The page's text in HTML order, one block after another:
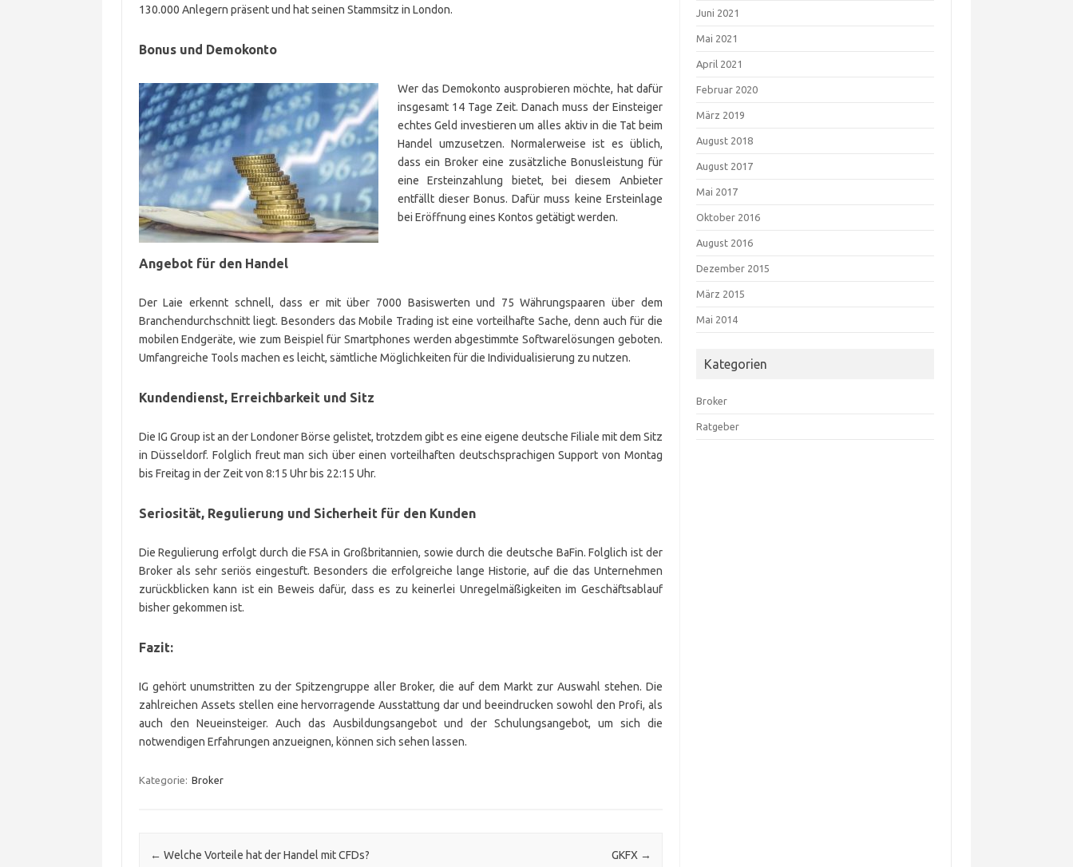
130.000 Anlegern präsent und hat seinen Stammsitz in London.
Bonus und Demokonto
Wer das Demokonto ausprobieren möchte, hat dafür
insgesamt 14 Tage Zeit. Danach muss der Einsteiger
echtes Geld investieren um alles aktiv in die Tat beim
Handel umzusetzen. Normalerweise ist es üblich,
dass ein Broker eine zusätzliche Bonusleistung für
eine Ersteinzahlung bietet, bei diesem Anbieter
entfällt dieser Bonus. Dafür muss keine Ersteinlage
bei Eröffnung eines Kontos getätigt werden.
Angebot für den Handel
Der Laie erkennt schnell, dass er mit über 7000 Basiswerten und 75 Währungspaaren über dem
Branchendurchschnitt liegt. Besonders das Mobile Trading ist eine vorteilhafte Sache, denn auch für die
mobilen Endgeräte, wie zum Beispiel für Smartphones werden abgestimmte Softwarelösungen geboten.
Umfangreiche Tools machen es leicht, sämtliche Möglichkeiten für die Individualisierung zu nutzen.
Kundendienst, Erreichbarkeit und Sitz
Die IG Group ist an der Londoner Börse gelistet, trotzdem gibt es eine eigene deutsche Filiale mit dem Sitz
in Düsseldorf. Folglich freut man sich über einen vorteilhaften deutschsprachigen Support von Montag
bis Freitag in der Zeit von 8:15 Uhr bis 22:15 Uhr.
Seriosität, Regulierung und Sicherheit für den Kunden
Die Regulierung erfolgt durch die FSA in Großbritannien, sowie durch die deutsche BaFin. Folglich ist der
Broker als sehr seriös eingestuft. Besonders die erfolgreiche lange Historie, auf die das Unternehmen
zurückblicken kann ist ein Beweis dafür, dass es zu keinerlei Unregelmäßigkeiten im Geschäftsablauf
bisher gekommen ist.
Fazit:
IG gehört unumstritten zu der Spitzengruppe aller Broker, die auf dem Markt zur Auswahl stehen. Die
zahlreichen Assets stellen eine hervorragende Ausstattung dar und beeindrucken sowohl den Profi, als
auch den Neueinsteiger. Auch das Ausbildungsangebot und der Schulungsangebot, um sich die
notwendigen Erfahrungen anzueignen, können sich sehen lassen.
Kategorie: Broker
Beitrags-Navigation
← Welche Vorteile hat der Handel mit CFDs? GKFX →
Juni 2021
Mai 2021
April 2021
Februar 2020
März 2019
August 2018
August 2017
Mai 2017
Oktober 2016
August 2016
Dezember 2015
März 2015
Mai 2014
Kategorien
Broker
Ratgeber